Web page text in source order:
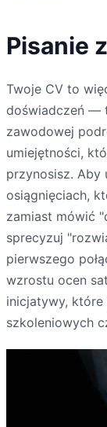
Pisanie
Twoje CV to
doświadczeń —
zawodowej
umiejętności,
przynosisz. Aby
osiągnięciach,
zamiast mówić
sprecyzuj
pierwszego
wzrostu ocen
inicjatywy, które
szkoleniowych